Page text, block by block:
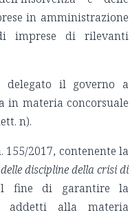
in amministrazione
imprese di rilevanti
delegato il governo a
in materia concorsuale
n).
155/2017, contenente la
discipline della crisi di
di garantire la
addetti alla materia